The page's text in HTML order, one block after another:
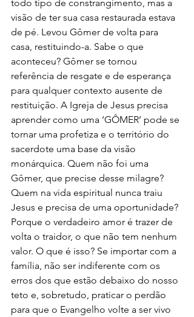
todo tipo de constrangimento, mas a
visão de ter sua casa restaurada estava
de pé. Levou Gômer de volta para
casa, restituindo-a. Sabe o que
aconteceu? Gômer se tornou
referência de resgate e de esperança
para qualquer contexto ausente de
restituição. A Igreja de Jesus precisa
aprender como uma ‘GÔMER’ pode se
tornar uma profetiza e o território do
sacerdote uma base da visão
monárquica. Quem não foi uma
Gômer, que precise desse milagre?
Quem na vida espiritual nunca traiu
Jesus e precisa de uma oportunidade?
Porque o verdadeiro amor é trazer de
volta o traidor, o que não tem nenhum
valor. O que é isso? Se importar com a
família, não ser indiferente com os
erros dos que estão debaixo do nosso
teto e, sobretudo, praticar o perdão
para que o Evangelho volte a ser vivo